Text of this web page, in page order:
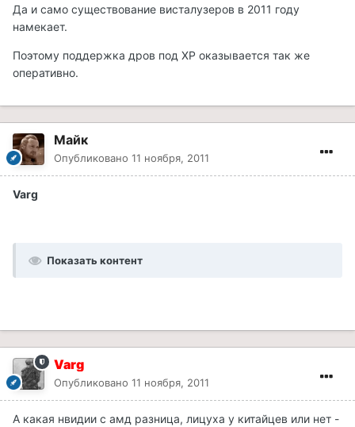
Да и само существование висталузеров в 2011 году
намекает.
Поэтому поддержка дров под ХР оказывается так же
оперативно.
Майк
Опубликовано 11 ноября, 2011
Varg
Показать контент
Varg
Опубликовано 11 ноября, 2011
А какая нвидии с амд разница, лицуха у китайцев или нет -